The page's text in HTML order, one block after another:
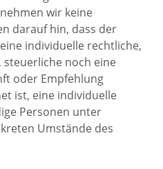
wir keine
darauf hin, dass der
individuelle rechtliche,
noch eine
oder Empfehlung
ist, eine individuelle
Personen unter
Umstände des